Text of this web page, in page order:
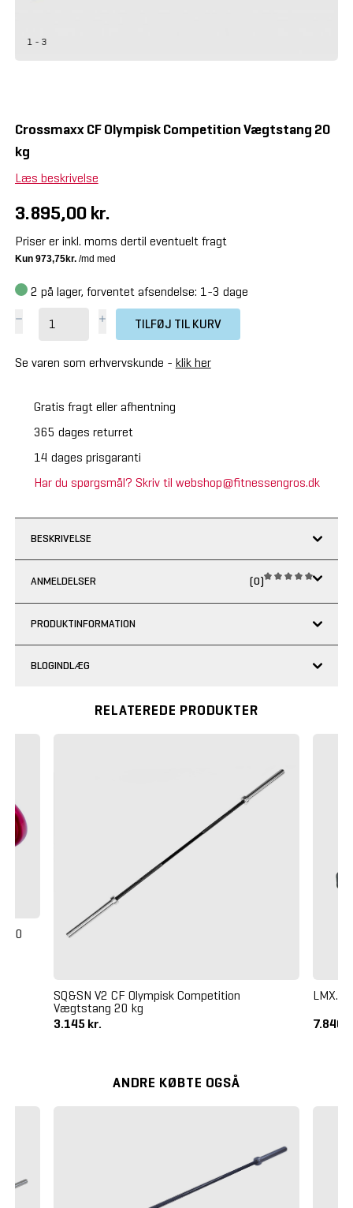
1 - 3
Crossmaxx CF Olympisk Competition Vægtstang 20
kg
Læs beskrivelse
3.895,00 kr.
Priser er inkl. moms dertil eventuelt fragt
2 på lager, forventet afsendelse: 1-3 dage
TILFØJ TIL KURV
Se varen som erhvervskunde - klik her
Gratis fragt eller afhentning
365 dages returret
14 dages prisgaranti
Har du spørgsmål? Skriv til webshop@fitnessengros.dk
BESKRIVELSE
ANMELDELSER (0)
PRODUKTINFORMATION
BLOGINDLÆG
RELATEREDE PRODUKTER
10
SQ&SN V2 CF Olympisk Competition
Vægtstang 20 kg
3.145 kr.
LMX.
7.840
ANDRE KØBTE OGSÅ